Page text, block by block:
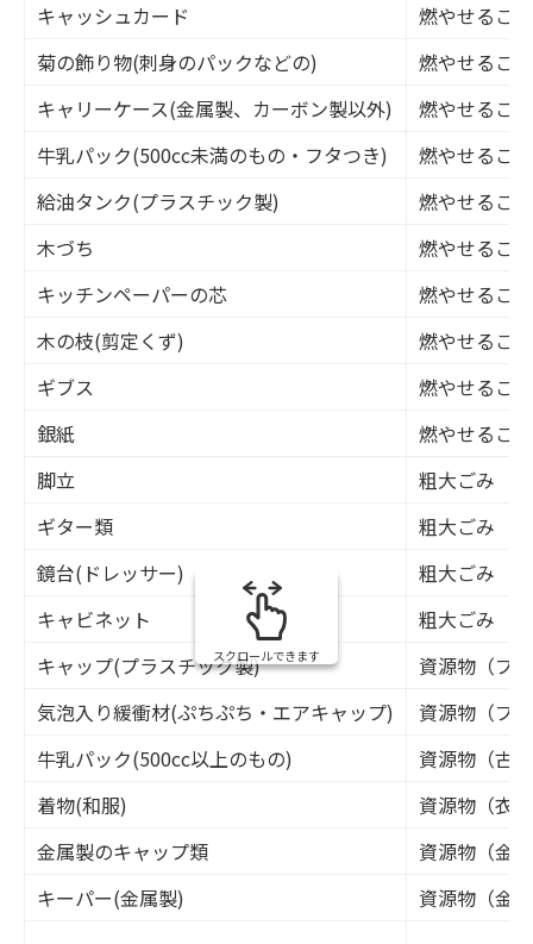
キャッシュカード
燃やせるご
菊の飾り物(刺身のパックなどの)
燃やせるご
キャリーケース(金属製、カーボン製以外)
燃やせるご
牛乳パック(500cc未満のもの・フタつき)
燃やせるご
給油タンク(プラスチック製)
燃やせるご
木づち
燃やせるご
キッチンペーパーの芯
燃やせるご
木の枝(剪定くず)
燃やせるご
ギブス
燃やせるご
銀紙
燃やせるご
脚立
粗大ごみ
ギター類
粗大ごみ
鏡台(ドレッサー)
粗大ごみ
キャビネット
粗大ごみ
キャップ(プラスチック製)
資源物（プ
気泡入り緩衝材(ぷちぷち・エアキャップ)
資源物（プ
牛乳パック(500cc以上のもの)
資源物（古
着物(和服)
資源物（衣
金属製のキャップ類
資源物（金
キーパー(金属製)
資源物（金
スクロールできます